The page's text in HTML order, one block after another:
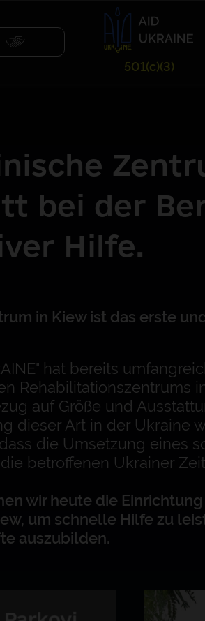
501(c)(3)
bei der
Hilfe.
in Kiew ist das erste
hat bereits
Rehabilitationszentrums
auf Größe und
dieser Art in der Ukraine
die Umsetzung eines
betroffenen Ukrainer
wir heute die
um schnelle Hilfe zu
auszubilden.